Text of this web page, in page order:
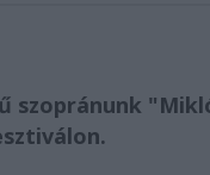
szopránunk